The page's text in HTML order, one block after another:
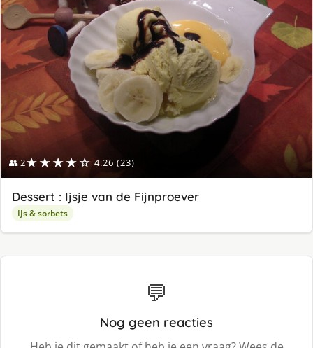
👥 2★★★★☆ 4.26 (23)
Dessert : Ijsje van de Fijnproever
IJs & sorbets
💬
Nog geen reacties